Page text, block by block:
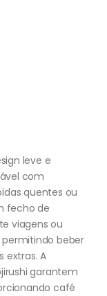
leve e
com
quentes ou
fecho de
viagens ou
permitindo beber
extras. A
garantem
café